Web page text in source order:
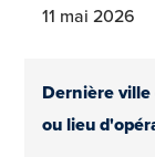
11 mai 2026
Dernière
ou lieu